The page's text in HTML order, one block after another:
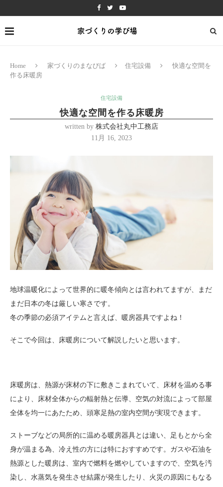
Home 家づくりのまなびば 住宅設備
快適な空間を
作る床暖房
住宅設備
快適な空間を作る床暖房
written by 株式会社丸中工務店
11月 16, 2023
地球温暖化によって世界的に暖冬傾向とは言われてますが、まだ
まだ日本の冬は厳しい寒さです。
冬の季節の必須アイテムと言えば、暖房器具ですよね！
そこで今回は、床暖房について解説したいと思います。
床暖房は、熱源が床材の下に敷きこまれていて、床材を温める事
により、床材全体からの輻射熱と伝導、空気の対流によって部屋
全体を均一にあたため、頭寒足熱の室内空間が実現できます。
ストーブなどの局所的に温める暖房器具とは違い、足もとから全
身が温まる為、冷え性の方には特におすすめです。ガスや石油を
熱源とした暖房は、室内で燃料を燃やしていますので、空気を汚
染し、水蒸気を発生させ結露が発生したり、火災の原因にもなる